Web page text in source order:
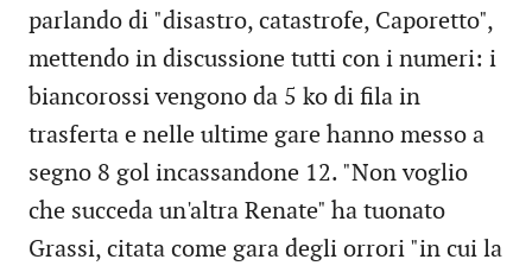
parlando di "disastro, catastrofe, Caporetto",
mettendo in discussione tutti con i numeri: i
biancorossi vengono da 5 ko di fila in
trasferta e nelle ultime gare hanno messo a
segno 8 gol incassandone 12. "Non voglio
che succeda un'altra Renate" ha tuonato
Grassi, citata come gara degli orrori "in cui la